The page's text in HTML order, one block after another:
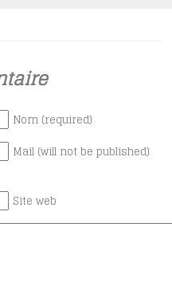
Nom (required)
Mail (will not be published)
Site web